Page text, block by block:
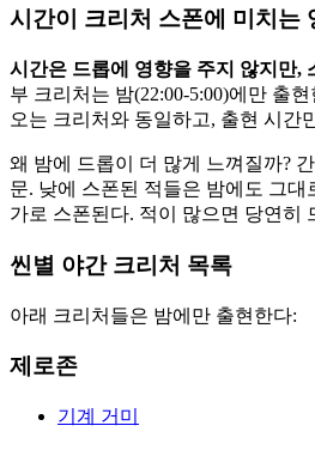
시간이 크리처 스폰에 미치는
시간은 드롭에 영향을 주지 않지만,
부 크리처는 밤(22:00-5:00)에만 출
오는 크리처와 동일하고, 출현 시간
왜 밤에 드롭이 더 많게 느껴질까?
문. 낮에 스폰된 적들은 밤에도 그대
가로 스폰된다. 적이 많으면 당연히
씬별 야간 크리처 목록
아래 크리처들은 밤에만 출현한다:
제로존
기계 거미